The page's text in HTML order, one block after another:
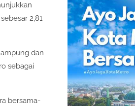
2,81
dan
sebagai
bersama-